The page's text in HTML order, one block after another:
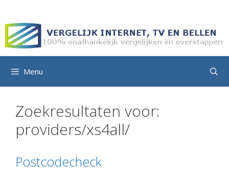
de
inhoud
Menu
Zoekresultaten voor:
providers/xs4all/
Postcodecheck